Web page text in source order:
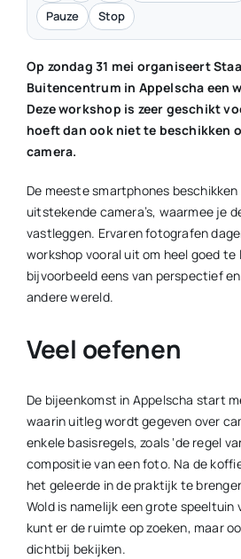
Pauze
Stop
Op zondag 31 mei organiseert
Buitencentrum in Appelscha een
Deze workshop is zeer geschikt
hoeft dan ook niet te beschikken
camera.
De meeste smartphones
uitstekende camera’s, waarmee je
vastleggen. Ervaren fotografen
workshop vooral uit om heel goed te
bijvoorbeeld eens van perspectief
andere wereld.
Veel oefenen
De bijeenkomst in Appelscha start
waarin uitleg wordt gegeven over
enkele basisregels, zoals ‘de regel
compositie van een foto. Na de
het geleerde in de praktijk te
Wold is namelijk een grote speeltuin
kunt er de ruimte op zoeken, maar
dichtbij bekijken.